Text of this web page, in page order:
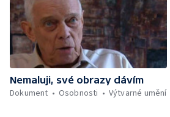
Nemaluji, své obrazy dávím
Dokument
Osobnosti Výtvarné umění